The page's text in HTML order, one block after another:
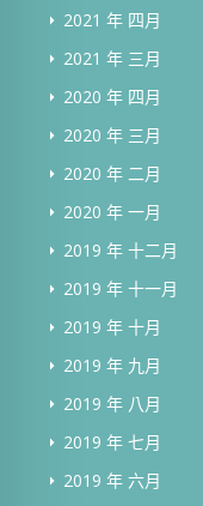
2021 年 四月
2021 年 三月
2020 年 四月
2020 年 三月
2020 年 二月
2020 年 一月
2019 年 十二月
2019 年 十一月
2019 年 十月
2019 年 九月
2019 年 八月
2019 年 七月
2019 年 六月